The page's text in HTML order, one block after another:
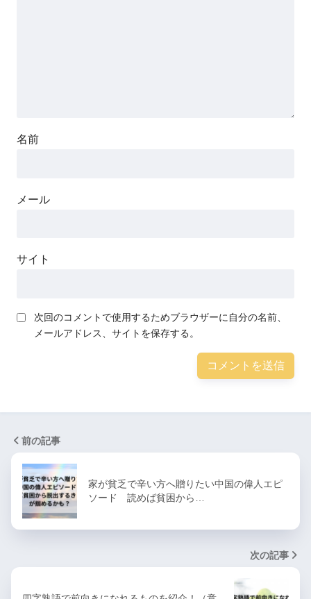
名前
メール
サイト
次回のコメントで使用するためブラウザーに自分の名前、
メールアドレス、サイトを保存する。
前の記事
家が貧乏で辛い方へ贈りたい中国の偉人エピ
ソード 読めば貧困から…
次の記事